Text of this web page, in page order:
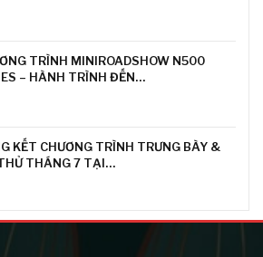
TRÌNH MINIROADSHOW N500
– HÀNH TRÌNH ĐẾN…
KẾT CHƯƠNG TRÌNH TRƯNG BÀY &
THÁNG 7 TẠI…